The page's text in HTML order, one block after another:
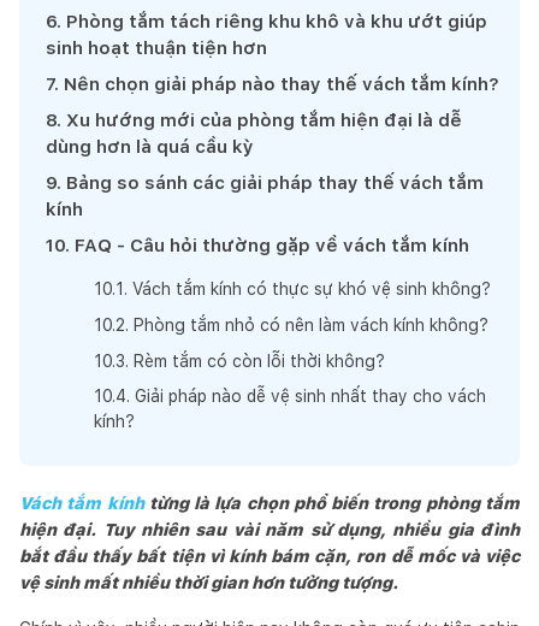
6. Phòng tắm tách riêng khu khô và khu ướt giúp
sinh hoạt thuận tiện hơn
7. Nên chọn giải pháp nào thay thế vách tắm kính?
8. Xu hướng mới của phòng tắm hiện đại là dễ
dùng hơn là quá cầu kỳ
9. Bảng so sánh các giải pháp thay thế vách tắm
kính
10. FAQ - Câu hỏi thường gặp về vách tắm kính
10.1 . Vách tắm kính có thực sự khó vệ sinh không?
10.2. Phòng tắm nhỏ có nên làm vách kính không?
10.3. Rèm tắm có còn lỗi thời không?
10.4. Giải pháp nào dễ vệ sinh nhất thay cho vách
kính?
Vách tắm kínhtừng là lựa chọn phổ biến trong phòng tắm
hiện đại. Tuy nhiên sau vài năm sử dụng, nhiều gia đình
bắt đầu thấy bất tiện vì kính bám cặn, ron dễ mốc và việc
vệ sinh mất nhiều thời gian hơn tưởng tượng.